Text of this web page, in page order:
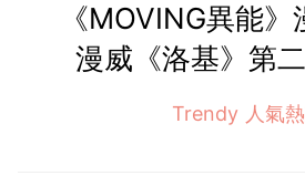
《MOVING異能》
漫威《洛基》第
Trendy 人氣